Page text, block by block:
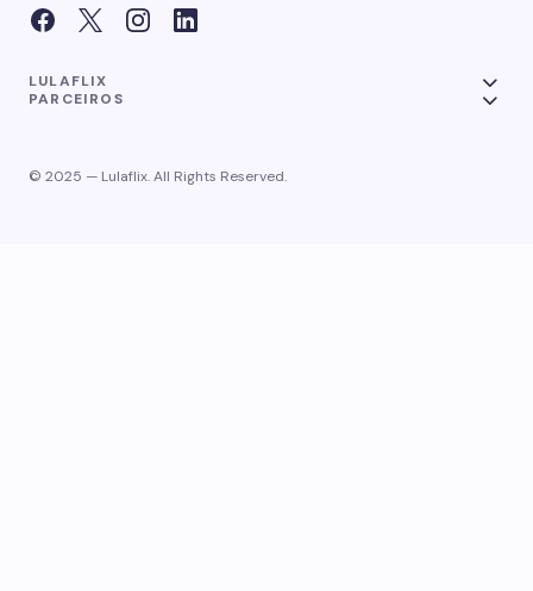
LULAFLIX
PARCEIROS
© 2025 — Lulaflix. All Rights Reserved.